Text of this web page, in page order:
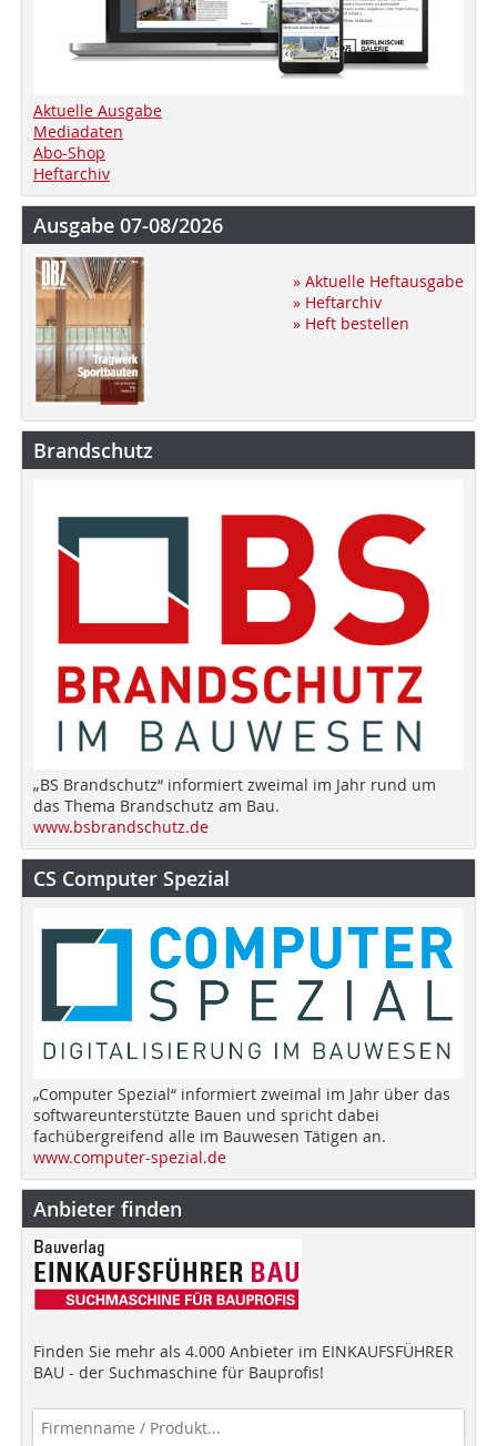
Aktuelle Ausgabe
Mediadaten
Abo-Shop
Heftarchiv
Ausgabe 07-08/2026
» Aktuelle Heftausgabe
» Heftarchiv
» Heft bestellen
Brandschutz
„BS Brandschutz“ informiert zweimal im Jahr rund um
das Thema Brandschutz am Bau.
www.bsbrandschutz.de
CS Computer Spezial
„Computer Spezial“ informiert zweimal im Jahr über das
softwareunterstützte Bauen und spricht dabei
fachübergreifend alle im Bauwesen Tätigen an.
www.computer-spezial.de
Anbieter finden
Finden Sie mehr als 4.000 Anbieter im EINKAUFSFÜHRER
BAU - der Suchmaschine für Bauprofis!